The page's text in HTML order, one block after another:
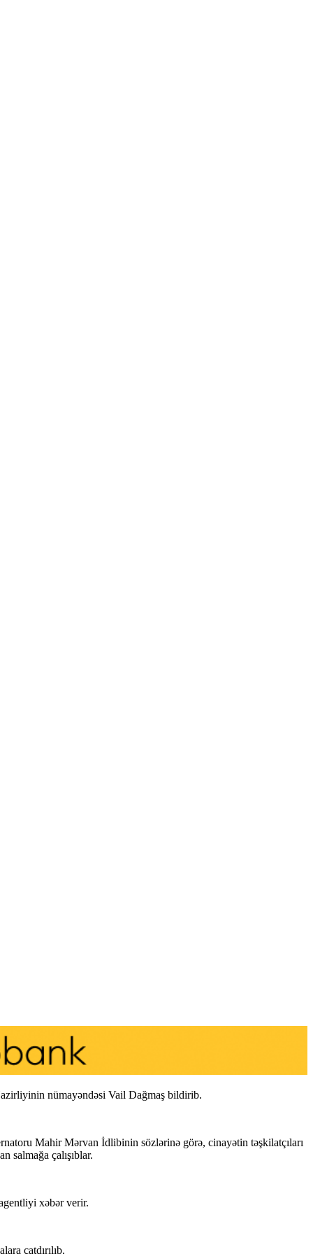
nümayəndəsi Vail Dağmaş bildirib.
Mahir Mərvan İdlibinin sözlərinə görə, cinayətin təşkilatçıları
salmağa çalışıblar.
xəbər verir.
çatdırılıb.